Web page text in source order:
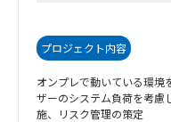
プロジェクト内容
オンプレで動いている環境
ザーのシステム負荷を考慮
施、リスク管理の策定